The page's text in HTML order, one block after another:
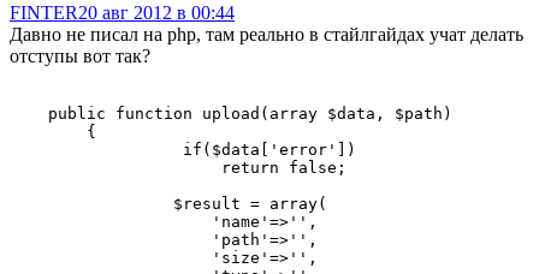
FINTER20 авг 2012 в 00:44
Давно не писал на php, там реально в стайлгайдах учат делать
отступы вот так?
    public function upload(array $data, $path)